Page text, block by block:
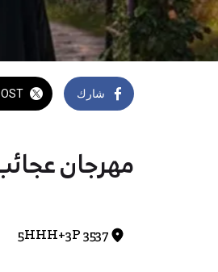
شارك
مهرجان
5HHH+3P 3537